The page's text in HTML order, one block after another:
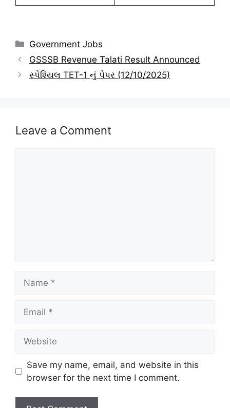
Categories
Government Jobs
GSSSB Revenue Talati Result Announced
સ્પેશ્યિલ TET-1 નું પેપર (12/10/2025)
Leave a Comment
Save my name, email, and website in this
browser for the next time I comment.